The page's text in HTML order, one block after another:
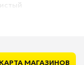
КАРТА МАГАЗИНОВ